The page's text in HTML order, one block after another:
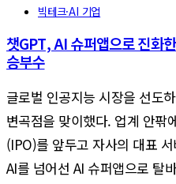
빅테크·AI 기업
챗GPT, AI 슈퍼앱으로 진화
승부수
글로벌 인공지능 시장을 선도
변곡점을 맞이했다. 업계 안팎
(IPO)를 앞두고 자사의 대표
AI를 넘어선 AI 슈퍼앱으로 탈